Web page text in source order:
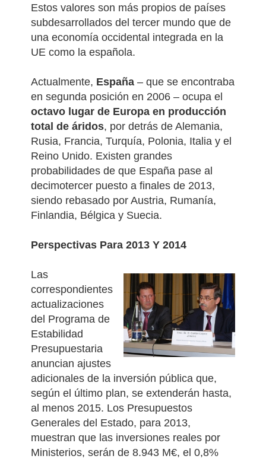
Estos valores son más propios de países
subdesarrollados del tercer mundo que de
una economía occidental integrada en la
UE como la española.
Actualmente, España – que se encontraba
en segunda posición en 2006 – ocupa el
octavo lugar de Europa en producción
total de áridos, por detrás de Alemania,
Rusia, Francia, Turquía, Polonia, Italia y el
Reino Unido. Existen grandes
probabilidades de que España pase al
decimotercer puesto a finales de 2013,
siendo rebasado por Austria, Rumanía,
Finlandia, Bélgica y Suecia.
Perspectivas Para 2013 Y 2014
Las
correspondientes
actualizaciones
del Programa de
Estabilidad
Presupuestaria
anuncian ajustes
adicionales de la inversión pública que,
según el último plan, se extenderán hasta,
al menos 2015. Los Presupuestos
Generales del Estado, para 2013,
muestran que las inversiones reales por
Ministerios, serán de 8.943 M€, el 0,8%